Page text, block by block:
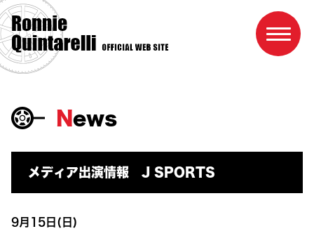
Profile
Result
Race schedule
News
メディア出演情報 J SPORTS
9月15日(日)